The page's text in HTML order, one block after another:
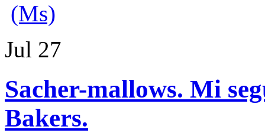
(Ms)
Jul 27
Sacher-mallows. Mi
Bakers.